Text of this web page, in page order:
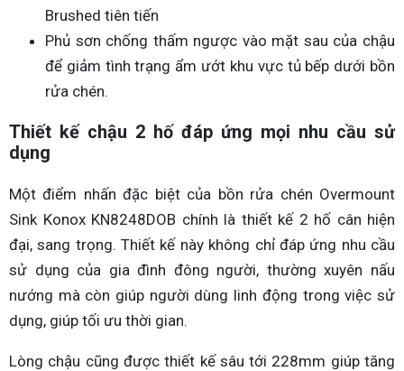
Brushed tiên tiến
Phủ sơn chống thấm ngược vào mặt sau của chậu
để giảm tình trạng ẩm ướt khu vực tủ bếp dưới bồn
rửa chén.
Thiết kế chậu 2 hố đáp ứng mọi nhu cầu sử
dụng
Một điểm nhấn đặc biệt của bồn rửa chén Overmount
Sink Konox KN8248DOB chính là thiết kế 2 hố cân hiện
đại, sang trọng. Thiết kế này không chỉ đáp ứng nhu cầu
sử dụng của gia đình đông người, thường xuyên nấu
nướng mà còn giúp người dùng linh động trong việc sử
dụng, giúp tối ưu thời gian.
Lòng chậu cũng được thiết kế sâu tới 228mm giúp tăng